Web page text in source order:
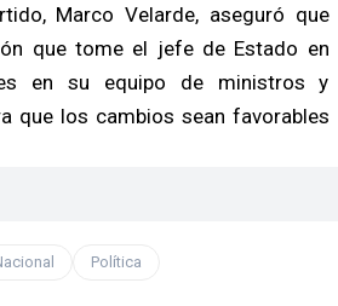
Marco Velarde, aseguró que
que tome el jefe de Estado en
en su equipo de ministros y
que los cambios sean favorables
Política